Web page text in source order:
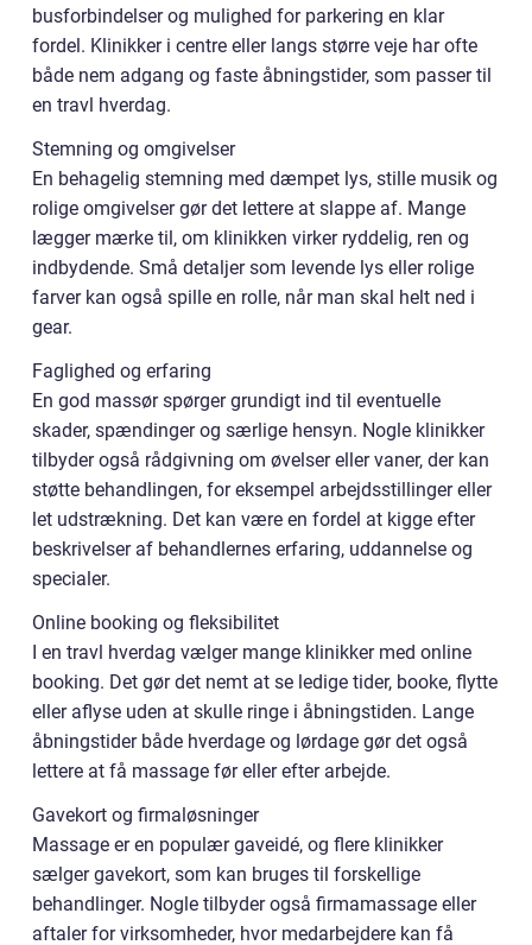
busforbindelser og mulighed for parkering en klar
fordel. Klinikker i centre eller langs større veje har ofte
både nem adgang og faste åbningstider, som passer til
en travl hverdag.
Stemning og omgivelser
En behagelig stemning med dæmpet lys, stille musik og
rolige omgivelser gør det lettere at slappe af. Mange
lægger mærke til, om klinikken virker ryddelig, ren og
indbydende. Små detaljer som levende lys eller rolige
farver kan også spille en rolle, når man skal helt ned i
gear.
Faglighed og erfaring
En god massør spørger grundigt ind til eventuelle
skader, spændinger og særlige hensyn. Nogle klinikker
tilbyder også rådgivning om øvelser eller vaner, der kan
støtte behandlingen, for eksempel arbejdsstillinger eller
let udstrækning. Det kan være en fordel at kigge efter
beskrivelser af behandlernes erfaring, uddannelse og
specialer.
Online booking og fleksibilitet
I en travl hverdag vælger mange klinikker med online
booking. Det gør det nemt at se ledige tider, booke, flytte
eller aflyse uden at skulle ringe i åbningstiden. Lange
åbningstider både hverdage og lørdage gør det også
lettere at få massage før eller efter arbejde.
Gavekort og firmaløsninger
Massage er en populær gaveidé, og flere klinikker
sælger gavekort, som kan bruges til forskellige
behandlinger. Nogle tilbyder også firmamassage eller
aftaler for virksomheder, hvor medarbejdere kan få